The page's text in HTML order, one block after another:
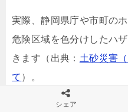
実際、静岡県庁や市町の
危険区域を色分けしたハ
きます（出典： 土砂災害
て ）。
シェア